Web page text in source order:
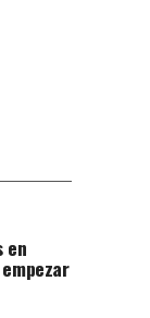
en